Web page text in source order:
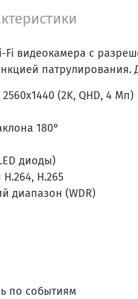
Fi видеокамера с
(2K, QHD, 4 Мп)
180°
диоды)
H.265
диапазон (WDR)
по событиям